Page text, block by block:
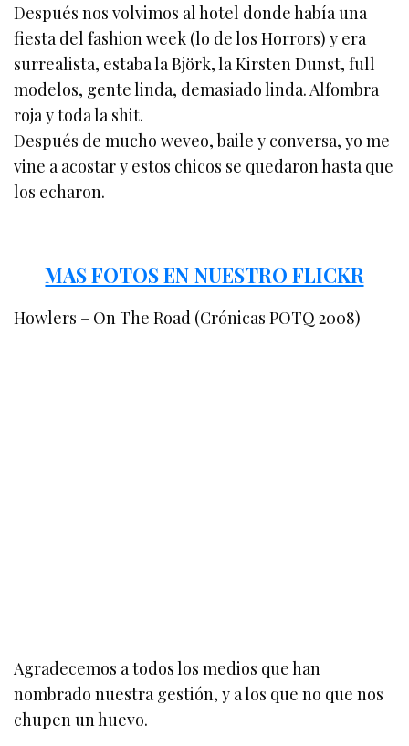
Después nos volvimos al hotel donde había una
fiesta del fashion week (lo de los Horrors) y era
surrealista, estaba la Björk, la Kirsten Dunst, full
modelos, gente linda, demasiado linda. Alfombra
roja y toda la shit.
Después de mucho weveo, baile y conversa, yo me
vine a acostar y estos chicos se quedaron hasta que
los echaron.
MAS FOTOS EN NUESTRO FLICKR
Howlers – On The Road (Crónicas POTQ 2008)
Agradecemos a todos los medios que han
nombrado nuestra gestión, y a los que no que nos
chupen un huevo.